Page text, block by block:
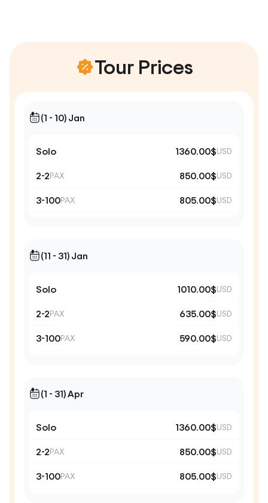
Tour Prices
(1 - 10) Jan
Solo 1360.00$USD
2-2PAX 850.00$USD
3-100PAX 805.00$USD
(11 - 31) Jan
Solo 1010.00$USD
2-2PAX 635.00$USD
3-100PAX 590.00$USD
(1 - 31) Apr
Solo 1360.00$USD
2-2PAX 850.00$USD
3-100PAX 805.00$USD